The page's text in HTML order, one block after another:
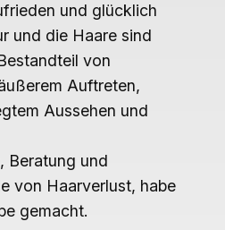
und glücklich
und die Haare sind
von
Auftreten,
Aussehen und
Beratung und
von Haarverlust, habe
gemacht.